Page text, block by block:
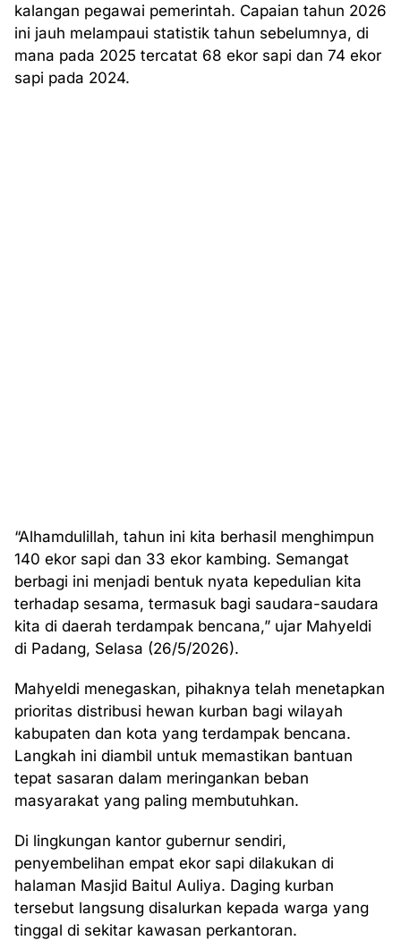
kalangan pegawai pemerintah. Capaian tahun 2026
ini jauh melampaui statistik tahun sebelumnya, di
mana pada 2025 tercatat 68 ekor sapi dan 74 ekor
sapi pada 2024.
“Alhamdulillah, tahun ini kita berhasil menghimpun
140 ekor sapi dan 33 ekor kambing. Semangat
berbagi ini menjadi bentuk nyata kepedulian kita
terhadap sesama, termasuk bagi saudara-saudara
kita di daerah terdampak bencana,” ujar Mahyeldi
di Padang, Selasa (26/5/2026).
Mahyeldi menegaskan, pihaknya telah menetapkan
prioritas distribusi hewan kurban bagi wilayah
kabupaten dan kota yang terdampak bencana.
Langkah ini diambil untuk memastikan bantuan
tepat sasaran dalam meringankan beban
masyarakat yang paling membutuhkan.
Di lingkungan kantor gubernur sendiri,
penyembelihan empat ekor sapi dilakukan di
halaman Masjid Baitul Auliya. Daging kurban
tersebut langsung disalurkan kepada warga yang
tinggal di sekitar kawasan perkantoran.